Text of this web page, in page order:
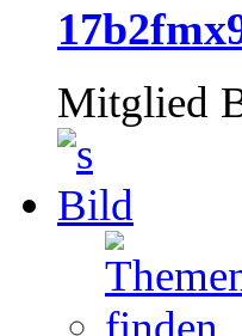
Mitglied